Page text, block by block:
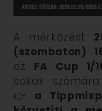
A mérkőzést
(szombaton)
az FA Cup 1/
sokak
👉 a